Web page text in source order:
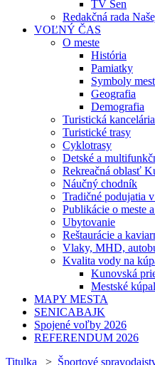
TV Sen
Redakčná rada
VOĽNÝ ČAS
O meste
História
Pamiatky
Symboly
Geografia
Demografia
Turistická
Turistické trasy
Cyklotrasy
Detské a
Rekreačná oblasť
Náučný chodník
Tradičné podujatia
Publikácie o meste
Ubytovanie
Reštaurácie a
Vlaky, MHD,
Kvalita vody na
Kunovská
Mestské
MAPY MESTA
SENICABAJK
Spojené voľby 2026
REFERENDUM 2026
Titulka > Športové